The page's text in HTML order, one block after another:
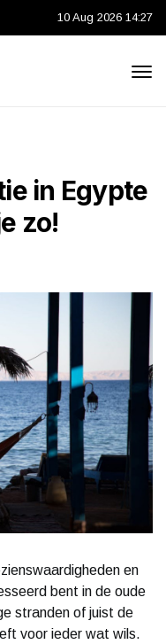
10 Aug 2026 14:27
in Egypte
zo!
en
bent in de oude
stranden of juist de
voor ieder wat wils.